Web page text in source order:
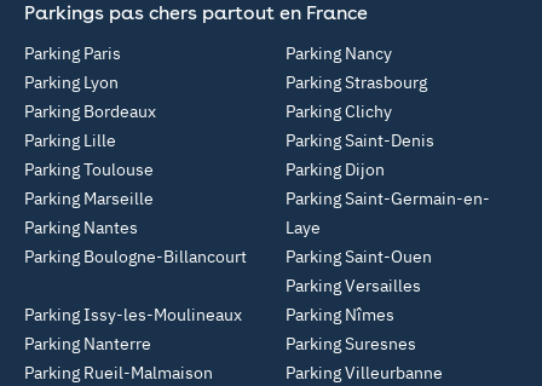
Parkings pas chers partout en France
Parking Paris
Parking Lyon
Parking Bordeaux
Parking Lille
Parking Toulouse
Parking Marseille
Parking Nantes
Parking Boulogne-Billancourt
Parking Nancy
Parking Strasbourg
Parking Clichy
Parking Saint-Denis
Parking Dijon
Parking Saint-Germain-en-
Laye
Parking Saint-Ouen
Parking Versailles
Parking Issy-les-Moulineaux
Parking Nanterre
Parking Rueil-Malmaison
Parking Nîmes
Parking Suresnes
Parking Villeurbanne